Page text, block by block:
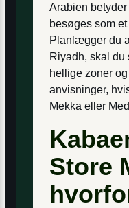
Arabien
besøges som
Planlægger du
Riyadh, skal du
hellige zoner
anvisninger,
Mekka eller
Store